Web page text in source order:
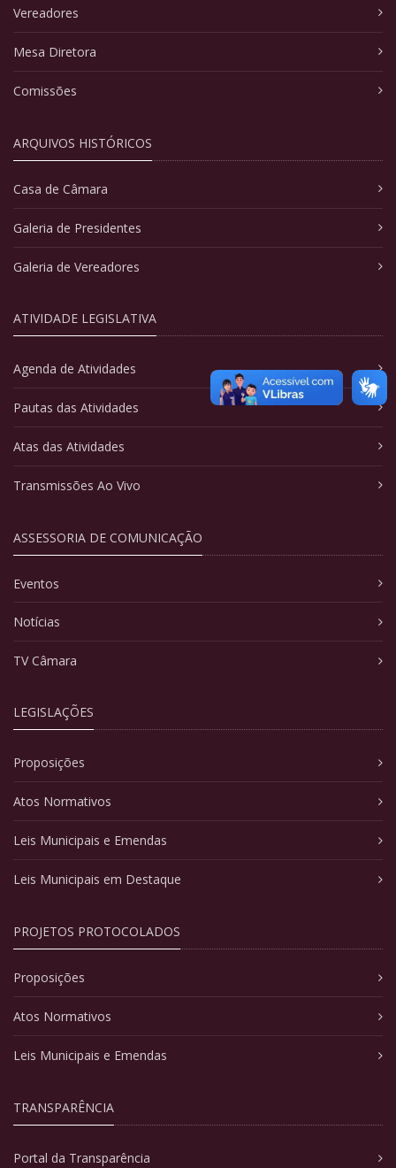
Vereadores
Mesa Diretora
Comissões
ARQUIVOS HISTÓRICOS
Casa de Câmara
Galeria de Presidentes
Galeria de Vereadores
ATIVIDADE LEGISLATIVA
Agenda de Atividades
Pautas das Atividades
Atas das Atividades
Transmissões Ao Vivo
ASSESSORIA DE COMUNICAÇÃO
Eventos
Notícias
TV Câmara
LEGISLAÇÕES
Proposições
Atos Normativos
Leis Municipais e Emendas
Leis Municipais em Destaque
PROJETOS PROTOCOLADOS
Proposições
Atos Normativos
Leis Municipais e Emendas
TRANSPARÊNCIA
Portal da Transparência